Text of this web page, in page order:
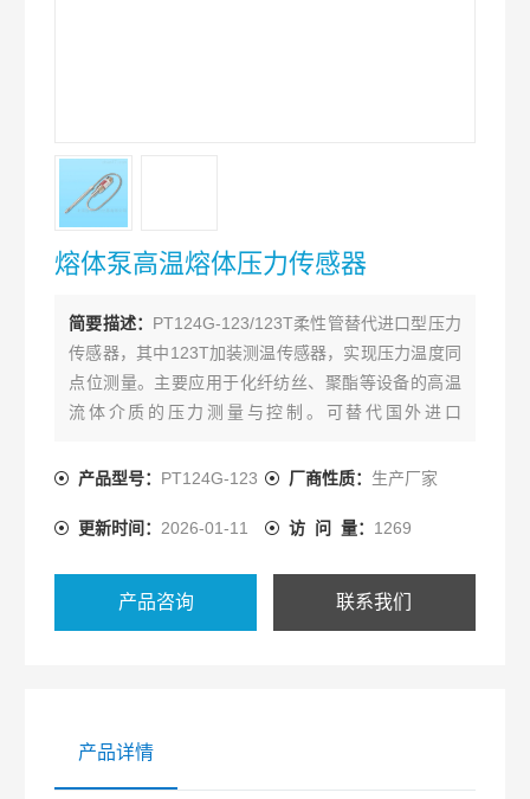
熔体泵高温熔体压力传感器
简要描述： PT124G-123/123T柔性管替代进口型压力
传感器，其中123T加装测温传感器，实现压力温度同
点位测量。主要应用于化纤纺丝、聚酯等设备的高温
流体介质的压力测量与控制。可替代国外进口
感器
产品型号： PT124G-123 厂商性质： 生产厂家
更新时间： 2026-01-11 访 问 量： 1269
产品咨询 联系我们
产品详情